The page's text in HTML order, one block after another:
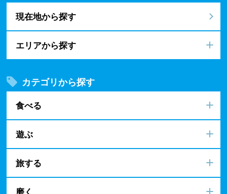
現在地から探す
エリアから探す
カテゴリから探す
食べる
遊ぶ
旅する
磨く